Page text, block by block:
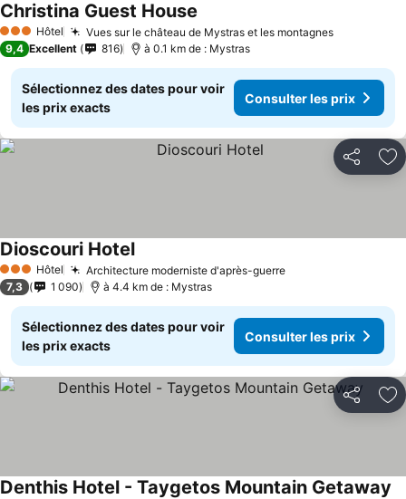
3 ÉtoilesHôtel Vues sur le château de Mystras et les montagnesConsulter
Christina Guest House
9,4 Excellent 816 à 0.1 km de : Mystras
Sélectionnez des dates pour voir
les prix exacts
Consulter les prix
Partager
3 ÉtoilesHôtel Architecture moderniste d'après-guerreConsulter les prix
Dioscouri HotelConsulter les prix
7,3 1 090 à 4.4 km de : Mystras
Sélectionnez des dates pour voir
les prix exacts
Consulter les prix
Partager
Denthis Hotel - Taygetos Mountain Getaway